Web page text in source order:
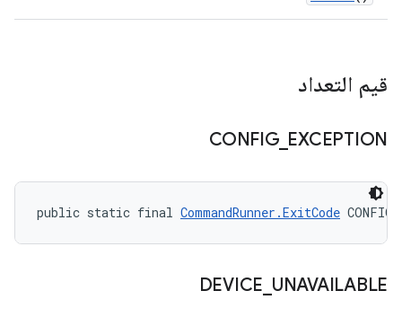
قيم التعداد
CONFIG_ EXCEPTION
public static final CommandRunner.ExitCode
DEVICE UNAVAILABLE